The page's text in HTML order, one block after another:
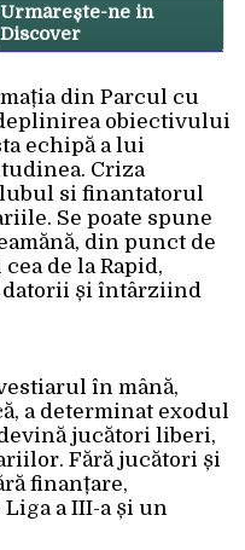
Urmărește-ne in
Discover
din Parcul cu
obiectivului
echipă a lui
Criza
si finantatorul
Se poate spune
din punct de
de la Rapid,
datorii și întârziind
în mână,
a determinat exodul
jucători liberi,
Fără jucători și
finanțare,
a III-a și un